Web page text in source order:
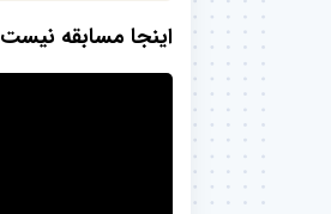
اینجا مسابقه نیست